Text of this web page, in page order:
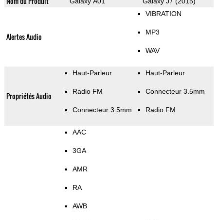
Alertes Audio
VIBRATION
MP3
WAV
Propriétés Audio
Haut-Parleur
Radio FM
Connecteur 3.5mm
Haut-Parleur
Connecteur 3.5mm
Radio FM
AAC
3GA
AMR
RA
AWB